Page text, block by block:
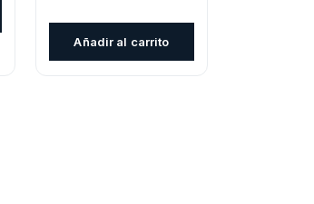
Añadir al carrito